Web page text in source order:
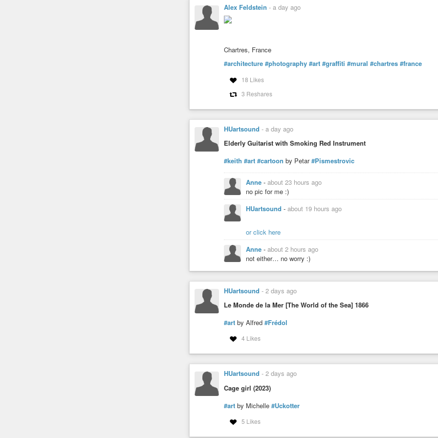
https://indymotion.fr/w/xuVbQGmHbhtXTPSPGA5LDH
Humeur à l’improvisation musicale pour
Façon de vous inviter conseiller de la lecture pour cet été, et même au-
Vidéo de lecture du poème «Au temps de l’humeur ténébreuse»
Vidéo de lecture du poème « Humeur à l’intention lucide
vidéo de lecture de «
Vidéo de lecture de l’épisode 9 de «
Vidéos de lecture du premier chapitre du roman
https://indymotion.fr/w/p/
Merci de votre écoute,
merci de votre attention,
Bonne continuation de mois d’août,
Bon courage.
#slam #musique #guitare
#politique #philosophie
#veganisme
#véganisme
Alex Feldstein - a day ago
Chartres, France
#architecture #photography #art #graffiti #mural #chartres #france
18 Likes
3 Reshares
HUartsound - a day ago
Elderly Guitarist with Smoking Red Instrument
#keith #art #cartoon by Petar#Pismestrovic
Anne - about 23 hours ago
no pic for me :)
HUartsound - about 19 hours ago
or click here
Anne - about 2 hours ago
not either… no worry :)
HUartsound - 2 days ago
Le Monde de la Mer [The World of the Sea] 1866
#art by Alfred #Frédol
4 Likes
HUartsound - 2 days ago
Cage girl (2023)
#art by Michelle #Uckotter
5 Likes